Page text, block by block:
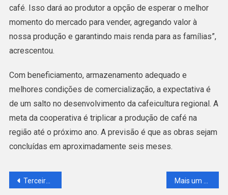
café. Isso dará ao produtor a opção de esperar o melhor
momento do mercado para vender, agregando valor à
nossa produção e garantindo mais renda para as famílias”,
acrescentou.
Com beneficiamento, armazenamento adequado e
melhores condições de comercialização, a expectativa é
de um salto no desenvolvimento da cafeicultura regional. A
meta da cooperativa é triplicar a produção de café na
região até o próximo ano. A previsão é que as obras sejam
concluídas em aproximadamente seis meses.
Navegação
Terceira noite da ExpoAcrelândia 2026 reúne público recorde, grandes montarias e muito forró